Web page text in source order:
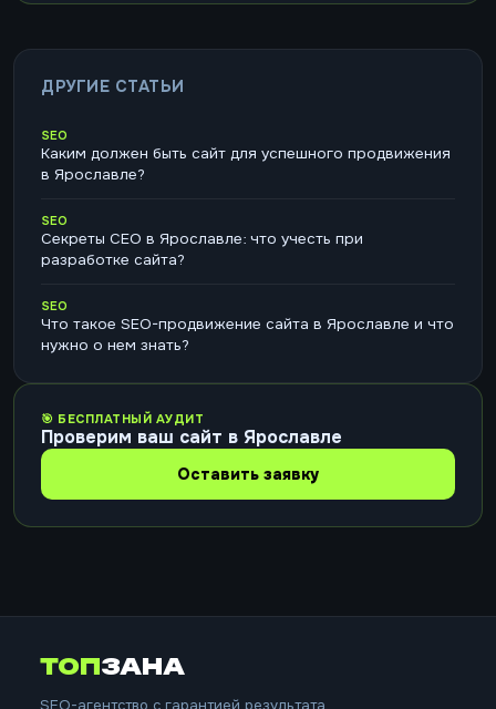
ДРУГИЕ СТАТЬИ
SEO
Каким должен быть сайт для успешного продвижения
в Ярославле?
SEO
Секреты СЕО в Ярославле: что учесть при
разработке сайта?
SEO
Что такое SEO-продвижение сайта в Ярославле и что
нужно о нем знать?
🎯 БЕСПЛАТНЫЙ АУДИТ
Проверим ваш сайт в Ярославле
Оставить заявку
ТОПЗАНА
SEO-агентство с гарантией результата.